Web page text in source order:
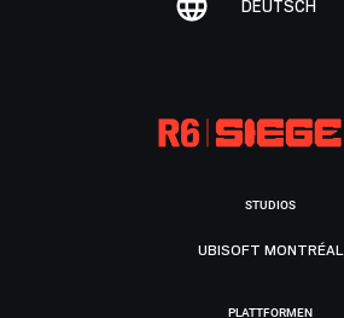
DEUTSCH
STUDIOS
UBISOFT MONTRÉAL
PLATTFORMEN